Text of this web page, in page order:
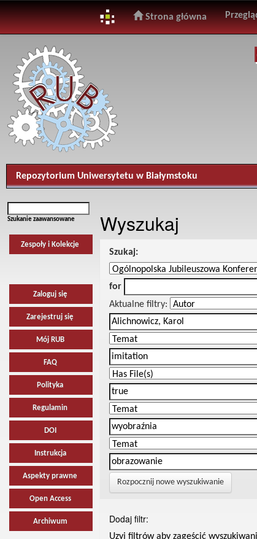
navigation
Strona główna
Repozytorium Uniwersytetu w Białymstoku
Szukanie zaawansowane
Zespoły i Kolekcje
Zaloguj się
Zarejestruj się
Mój RUB
FAQ
Polityka
Regulamin
DOI
Instrukcja
Aspekty prawne
Open Access
Archiwum
Wyszukaj
Szukaj:
for
Aktualne filtry:
Rozpocznij nowe wyszukiwanie
Dodaj filtr:
Uzyj filtrów aby zagęścić